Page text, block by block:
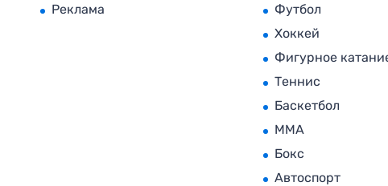
Реклама
Футбол
Хоккей
Фигурное
Теннис
Баскетбол
MMA
Бокс
Автоспорт